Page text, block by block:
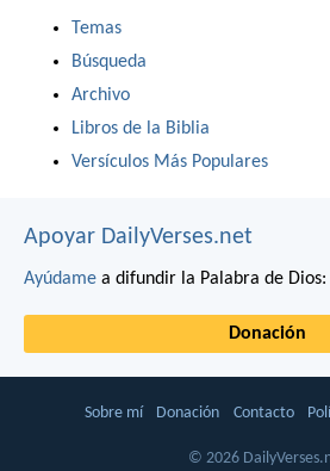
Temas
Búsqueda
Archivo
Libros de la Biblia
Versículos Más Populares
Apoyar DailyVerses.net
Ayúdame a difundir la Palabra de Dios:
Donación
Sobre mí Donación Contacto
© 2026